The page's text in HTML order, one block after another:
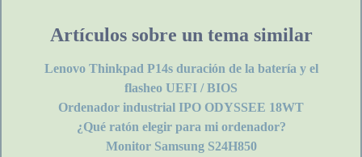
Artículos sobre un tema similar
Lenovo Thinkpad P14s duración de la batería y el
flasheo UEFI / BIOS
Ordenador industrial IPO ODYSSEE 18WT
¿Qué ratón elegir para mi ordenador?
Monitor Samsung S24H850